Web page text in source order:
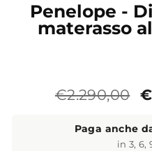
Penelope -
materasso
Prezzo
€2.290,00
Paga anche
in 3, 6,